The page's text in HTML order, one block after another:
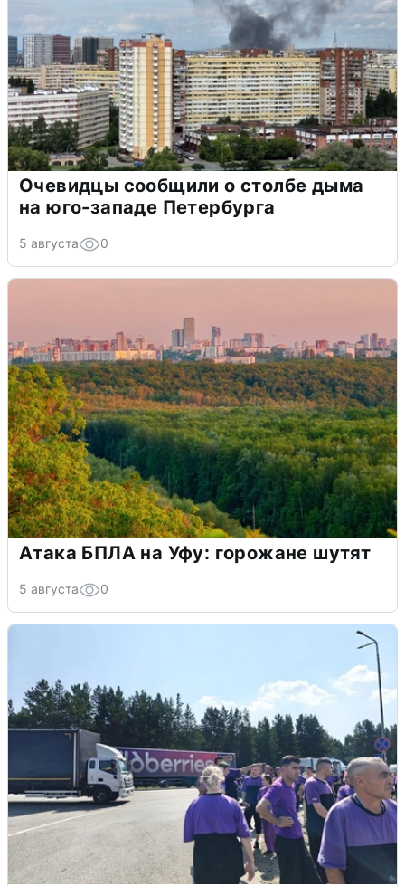
Очевидцы сообщили о столбе дыма
на юго-западе Петербурга
5 августа 0
Атака БПЛА на Уфу: горожане шутят
5 августа 0